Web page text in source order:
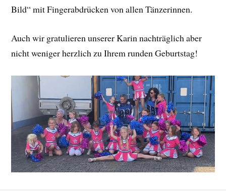
Bild“ mit Fingerabdrücken von allen Tänzerinnen.
Auch wir gratulieren unserer Karin nachträglich aber
nicht weniger herzlich zu Ihrem runden Geburtstag!